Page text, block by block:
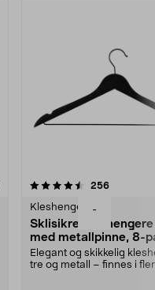
-
256
Kleshengere
Sklisikre
med metallpinne, 8-
Elegant og skikkelig
tre og metall – finnes i
4.5av 5 stjerner